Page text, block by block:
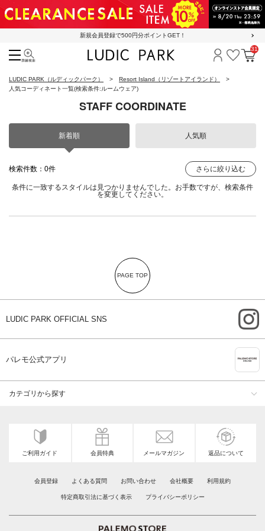
新規会員登録で500円分ポイントGET！
ログイン
お気に
カ
31
LUDIC PARK（ルディックパーク）
Resort Island（リゾートアイランド）
人気コーディネート一覧(検索条件:ルームウェア)
STAFF COORDINATE
新着順 人気順
検索件数：0件 さらに絞り込む
条件に一致するスタイルは見つかりませんでした。お手数ですが、検索条件
を変更してください。
PAGE TOP
LUDIC PARK OFFICIAL SNS
パレモ公式アプリ
カテゴリから探す
ご利用ガイド 会員特典 メールマガジン 返品について
会員登録 よくある質問 お問い合わせ 会社概要 利用規約
特定商取引法に基づく表示 プライバシーポリシー